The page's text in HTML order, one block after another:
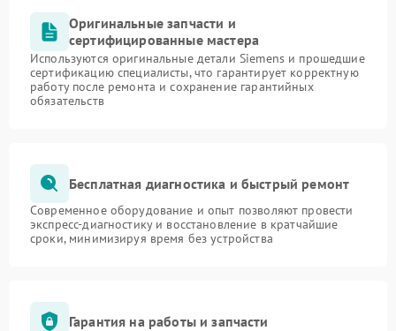
Оригинальные запчасти и
сертифицированные мастера
Используются оригинальные детали Siemens и прошедшие
сертификацию специалисты, что гарантирует корректную
работу после ремонта и сохранение гарантийных
обязательств
Бесплатная диагностика и быстрый ремонт
Современное оборудование и опыт позволяют провести
экспресс-диагностику и восстановление в кратчайшие
сроки, минимизируя время без устройства
Гарантия на работы и запчасти